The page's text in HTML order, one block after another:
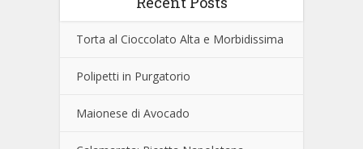
Torta al Cioccolato Alta e Morbidissima
Polipetti in Purgatorio
Maionese di Avocado